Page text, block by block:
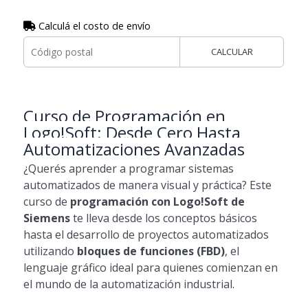
Calculá el costo de envío
CALCULAR
Curso de Programación en
Logo!Soft: Desde Cero Hasta
Automatizaciones Avanzadas
¿Querés aprender a programar sistemas
automatizados de manera visual y práctica? Este
curso de programación con Logo!Soft de
Siemenste lleva desde los conceptos básicos
hasta el desarrollo de proyectos automatizados
utilizando bloques de funciones (FBD), el
lenguaje gráfico ideal para quienes comienzan en
el mundo de la automatización industrial.